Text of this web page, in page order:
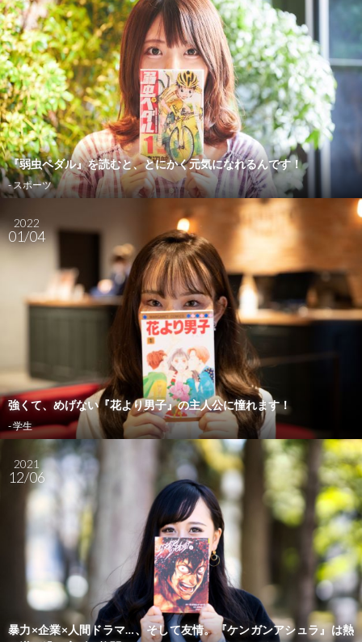
『弱虫ペダル』を読むと、とにかく元気になれるんです！
- スポーツ
2022
01/04
強くて、めげない『花より男子』の主人公に憧れます！
- 学生
2021
12/06
暴力×企業×人間ドラマ…、そして友情。『ケンガンアシュラ』は熱